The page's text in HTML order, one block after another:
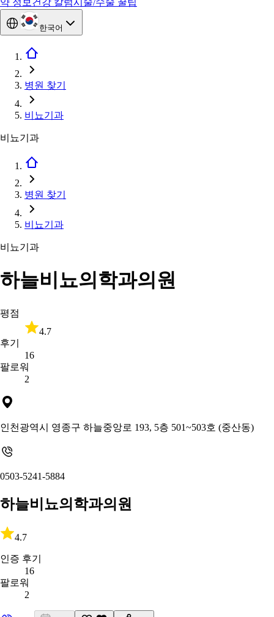
약 정보 건강 칼럼시술/수술 꿀팁
한국어
병원 찾기
비뇨기과
비뇨기과
병원 찾기
비뇨기과
비뇨기과
하늘비뇨의학과의원
평점
4.7
후기
16
팔로워
2
인천광역시 영종구 하늘중앙로 193, 5층 501~503호 (중산동)
0503-5241-5884
하늘비뇨의학과의원
4.7
인증 후기
16
팔로워
2